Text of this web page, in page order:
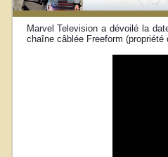
Marvel Television a dévoilé la
chaîne câblée Freeform